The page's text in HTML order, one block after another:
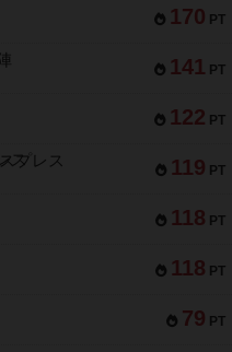
170 PT
141 PT
122 PT
119 PT
プレス
118 PT
118 PT
79 PT